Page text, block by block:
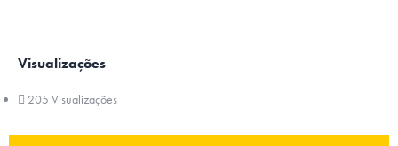
Visualizações
205 Visualizações